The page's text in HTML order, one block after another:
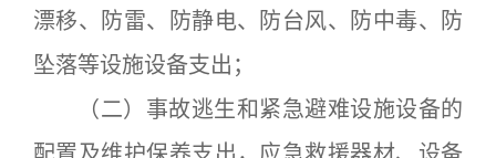
漂移、防雷、防静电、防台风、防中毒、防
坠落等设施设备支出；
（二）事故逃生和紧急避难设施设备的